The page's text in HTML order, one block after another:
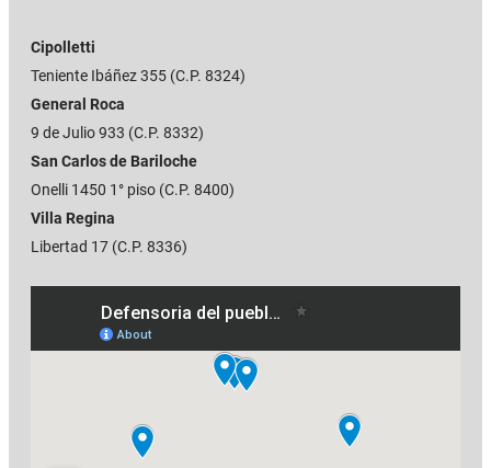
Cipolletti
Teniente Ibáñez 355 (C.P. 8324)
General Roca
9 de Julio 933 (C.P. 8332)
San Carlos de Bariloche
Onelli 1450 1° piso (C.P. 8400)
Villa Regina
Libertad 17 (C.P. 8336)